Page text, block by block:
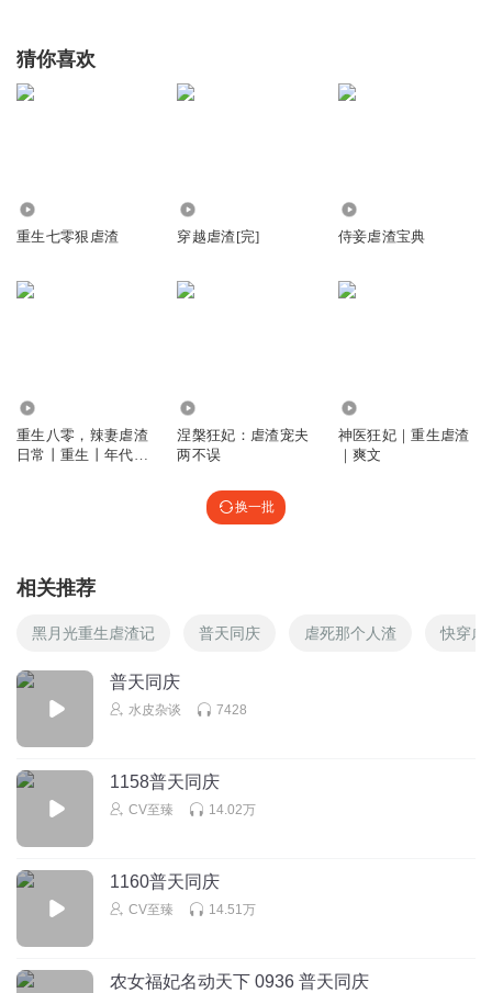
猜你喜欢
重生七零狠虐渣 穿越虐渣[完] 侍妾虐渣宝典
重生八零，辣妻虐渣
日常丨重生丨年代丨
涅槃狂妃：虐渣宠夫
两不误
神医狂妃｜重生虐渣
｜爽文
换一批
相关推荐
黑月光重生虐渣记 普天同庆 虐死那个人渣 快穿虐
普天同庆
水皮杂谈 7428
1158普天同庆
CV至臻 14.02万
1160普天同庆
CV至臻 14.51万
农女福妃名动天下 0936 普天同庆